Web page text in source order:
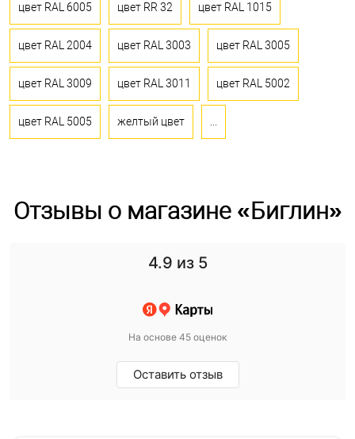
цвет RAL 6005 цвет RR 32 цвет RAL 1015
цвет RAL 2004 цвет RAL 3003 цвет RAL 3005
цвет RAL 3009 цвет RAL 3011 цвет RAL 5002
цвет RAL 5005 желтый цвет
Отзывы о магазине «Биглин»
4.9 из 5
На основе 45 оценок
Оставить отзыв